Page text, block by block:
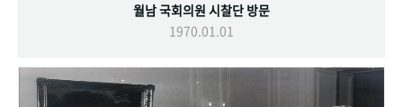
월남 국회의원 시찰단 방문
1970.01.01